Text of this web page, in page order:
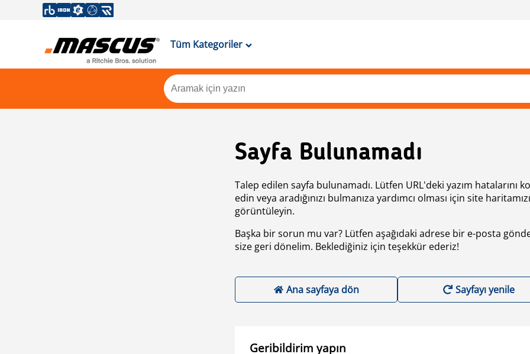
Tüm Kategoriler
Sayfa Bulunamadı
Talep edilen sayfa bulunamadı. Lütfen URL'deki yazım hatalarını
edin veya aradığınızı bulmanıza yardımcı olması için site haritamızı
görüntüleyin.
Başka bir sorun mu var? Lütfen aşağıdaki adrese bir e-posta
size geri dönelim. Beklediğiniz için teşekkür ederiz!
Ana sayfaya dön Sayfayı yenile
Geribildirim yapın